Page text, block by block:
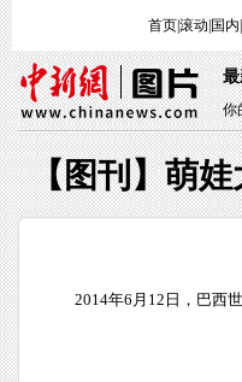
首页|滚动 国内
你
【图刊】萌
2014年6月12日，巴西